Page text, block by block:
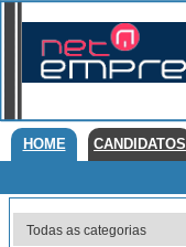
HOME CANDIDATOS